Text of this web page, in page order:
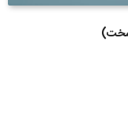
سخت)